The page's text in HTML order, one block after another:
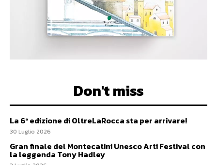
Don't miss
La 6ª edizione di OltreLaRocca sta per arrivare!
30 Luglio 2026
Gran finale del Montecatini Unesco Arti Festival con
la leggenda Tony Hadley